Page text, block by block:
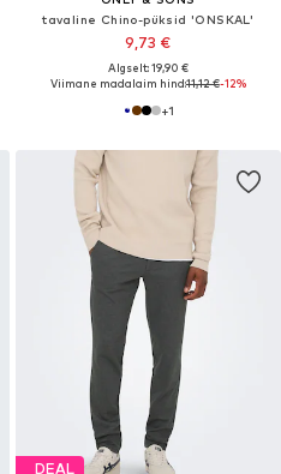
tavaline Chino-püksid 'ONSKAL'
9,73 €
Algselt: 19,90 €
Viimane madalaim hind:11,12 €-12%
+1
DEAL